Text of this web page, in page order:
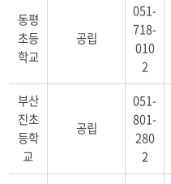
동평
초등
학교
공립
051-
718-
010
2
부산
진초
등학
교
공립
051-
801-
280
2